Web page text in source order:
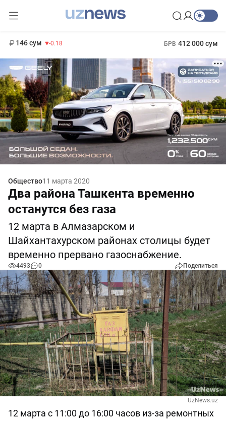
146 сум -0.18 БРВ 412 000 сум
Общество11 марта 2020
Два района Ташкента временно
останутся без газа
12 марта в Алмазарском и
Шайхантахурском районах столицы будет
временно прервано газоснабжение.
4493 0 Поделиться
UzNews.uz
12 марта с 11:00 до 16:00 часов из-за ремонтных